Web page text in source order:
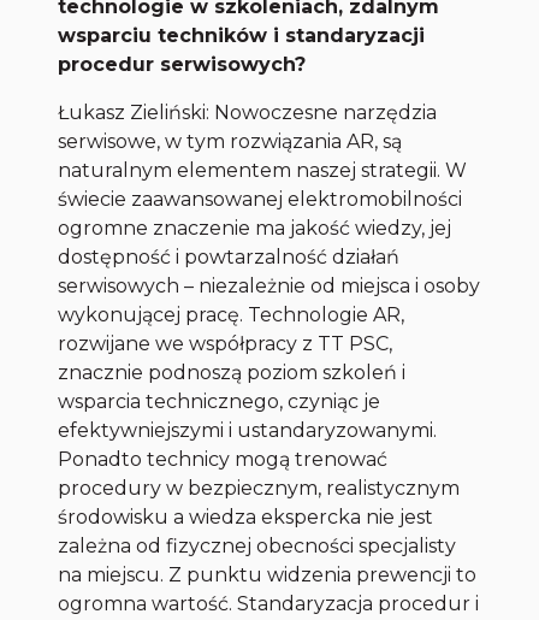
technologie w szkoleniach, zdalnym
wsparciu techników i standaryzacji
procedur serwisowych?
Łukasz Zieliński: Nowoczesne narzędzia
serwisowe, w tym rozwiązania AR, są
naturalnym elementem naszej strategii. W
świecie zaawansowanej elektromobilności
ogromne znaczenie ma jakość wiedzy, jej
dostępność i powtarzalność działań
serwisowych – niezależnie od miejsca i osoby
wykonującej pracę. Technologie AR,
rozwijane we współpracy z TT PSC,
znacznie podnoszą poziom szkoleń i
wsparcia technicznego, czyniąc je
efektywniejszymi i ustandaryzowanymi.
Ponadto technicy mogą trenować
procedury w bezpiecznym, realistycznym
środowisku a wiedza ekspercka nie jest
zależna od fizycznej obecności specjalisty
na miejscu. Z punktu widzenia prewencji to
ogromna wartość. Standaryzacja procedur i